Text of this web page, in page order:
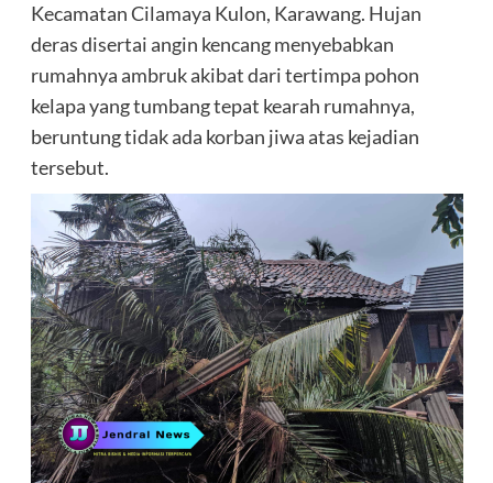
Kecamatan Cilamaya Kulon, Karawang. Hujan
deras disertai angin kencang menyebabkan
rumahnya ambruk akibat dari tertimpa pohon
kelapa yang tumbang tepat kearah rumahnya,
beruntung tidak ada korban jiwa atas kejadian
tersebut.